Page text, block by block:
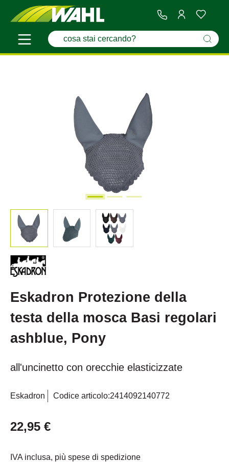
Eskadron Protezione della
testa della mosca Basi regolari
ashblue, Pony
all'uncinetto con orecchie elasticizzate
Eskadron Codice articolo:2414092140772
22,95 €
IVA inclusa, più spese di spedizione